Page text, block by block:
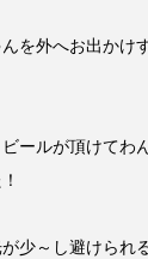
を外へお出かけ
ールが頂けてわ
少～し避けられ